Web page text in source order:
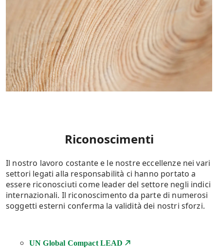
Riconoscimenti
Il nostro lavoro costante e le nostre eccellenze nei vari
settori legati alla responsabilità ci hanno portato a
essere riconosciuti come leader del settore negli indici
internazionali. Il riconoscimento da parte di numerosi
soggetti esterni conferma la validità dei nostri sforzi.
UN Global Compact LEAD